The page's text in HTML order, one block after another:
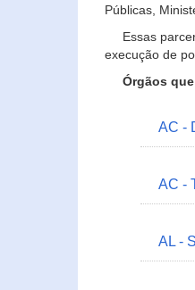
Públicas,
Essas
execução de
Órgãos
AC -
AC -
AL -